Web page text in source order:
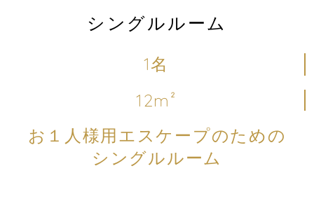
シングルルーム
1名
12m²
お１人様用エスケープのための
シングルルーム